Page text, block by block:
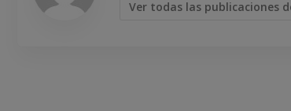
Ver todas las publicaciones